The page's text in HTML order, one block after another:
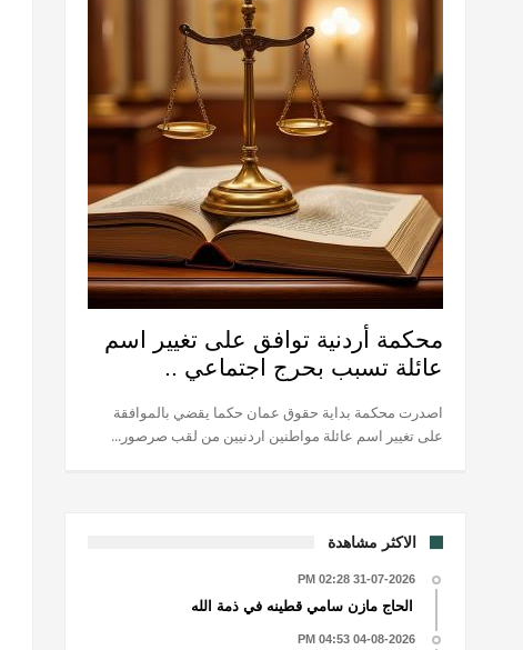
محكمة أردنية توافق على تغيير اسم
عائلة تسبب بحرج اجتماعي ..
اصدرت محكمة بداية حقوق عمان حكما يقضي بالموافقة
على تغيير اسم عائلة مواطنين اردنيين من لقب صرصور...
الاكثر مشاهدة
31-07-2026 02:28 PM
الحاج مازن سامي قطينه في ذمة الله
04-08-2026 04:53 PM